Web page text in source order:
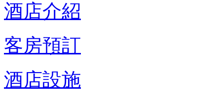
酒店介紹
客房預訂
酒店設施